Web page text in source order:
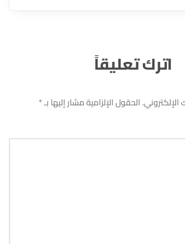
اترك تعليقاً
الإلكتروني.الحقول الإلزامية مشار إليها بـ*